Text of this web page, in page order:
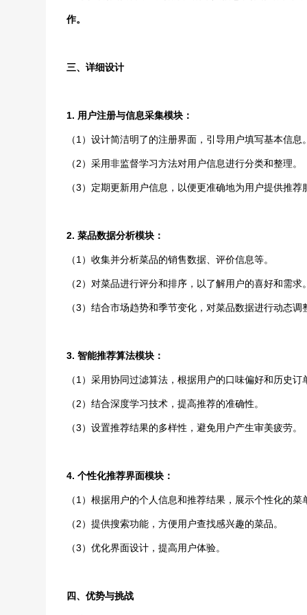
作。
三、详细设计
1. 用户注册与信息采集模块：
（1）设计简洁明了的注册界面，引导用户填写基本信息。
（2）采用非监督学习方法对用户信息进行分类和整理。
（3）定期更新用户信息，以便更准确地为用户提供推荐
2. 菜品数据分析模块：
（1）收集并分析菜品的销售数据、评价信息等。
（2）对菜品进行评分和排序，以了解用户的喜好和需求。
（3）结合市场趋势和季节变化，对菜品数据进行动态调
3. 智能推荐算法模块：
（1）采用协同过滤算法，根据用户的口味偏好和历史订
（2）结合深度学习技术，提高推荐的准确性。
（3）设置推荐结果的多样性，避免用户产生审美疲劳。
4. 个性化推荐界面模块：
（1）根据用户的个人信息和推荐结果，展示个性化的菜
（2）提供搜索功能，方便用户查找感兴趣的菜品。
（3）优化界面设计，提高用户体验。
四、优势与挑战